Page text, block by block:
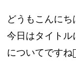
どうもこんにち
今日はタイトル
についてですね